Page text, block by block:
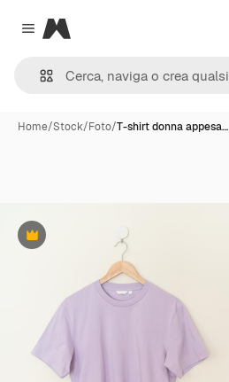
Close menu
Magnific
Home/Stock/Foto/T-shirt donna appesa…
Premium